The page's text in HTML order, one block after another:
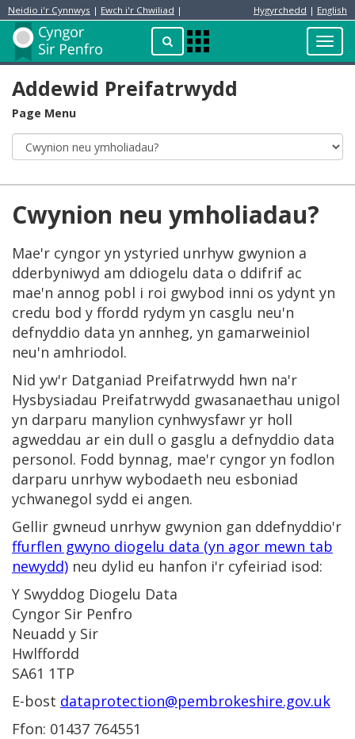
Neidio i'r Cynnwys | Ewch i'r Chwiliad | Hygyrchedd | English
ChwilioApps
Menu
Preswylydd
Addewid Preifatrwydd
Page Menu
Cwynion neu ymholiadau?
Mae'r cyngor yn ystyried unrhyw gwynion a
dderbyniwyd am ddiogelu data o ddifrif ac
mae'n annog pobl i roi gwybod inni os ydynt yn
credu bod y ffordd rydym yn casglu neu'n
defnyddio data yn annheg, yn gamarweiniol
neu'n amhriodol.
Nid yw'r Datganiad Preifatrwydd hwn na'r
Hysbysiadau Preifatrwydd gwasanaethau unigol
yn darparu manylion cynhwysfawr yr holl
agweddau ar ein dull o gasglu a defnyddio data
personol. Fodd bynnag, mae'r cyngor yn fodlon
darparu unrhyw wybodaeth neu esboniad
ychwanegol sydd ei angen.
Gellir gwneud unrhyw gwynion gan ddefnyddio'r
ffurflen gwyno diogelu data (yn agor mewn tab
newydd) neu dylid eu hanfon i'r cyfeiriad isod:
Y Swyddog Diogelu Data
Cyngor Sir Penfro
Neuadd y Sir
Hwlffordd
SA61 1TP
E-bost dataprotection@pembrokeshire.gov.uk
Ffon: 01437 764551